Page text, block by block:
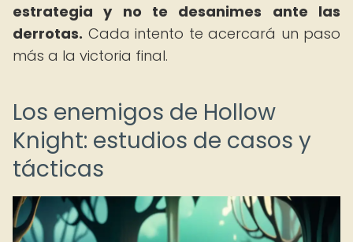
estrategia y no te desanimes ante las
derrotas. Cada intento te acercará un paso
más a la victoria final.
Los enemigos de Hollow
Knight: estudios de casos y
tácticas